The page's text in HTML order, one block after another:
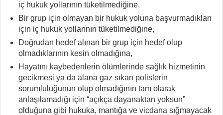
iç hukuk yollarının tüketilmediğine,
Bir grup için olmayan bir hukuk yoluna başvurmadıkları
için iç hukuk yollarının tüketilmediğine,
Doğrudan hedef alınan bir grup için hedef olup
olmadıklarının kesin olmadığına,
Hayatını kaybedenlerin ölümlerinde sağlık hizmetinin
gecikmesi ya da alana gaz sıkan polislerin
sorumluluğunun olup olmadığının tam olarak
anlaşılamadığı için “açıkça dayanaktan yoksun”
olduğuna gibi hukuka, mantığa ve vicdana sığmayacak